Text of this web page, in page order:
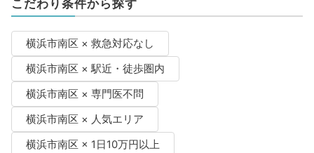
こだわり条件から探す
横浜市南区 × 救急対応なし
横浜市南区 × 駅近・徒歩圏内
横浜市南区 × 専門医不問
横浜市南区 × 人気エリア
横浜市南区 × 1日10万円以上